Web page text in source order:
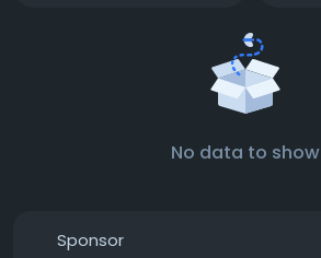
No data to show
Sponsor